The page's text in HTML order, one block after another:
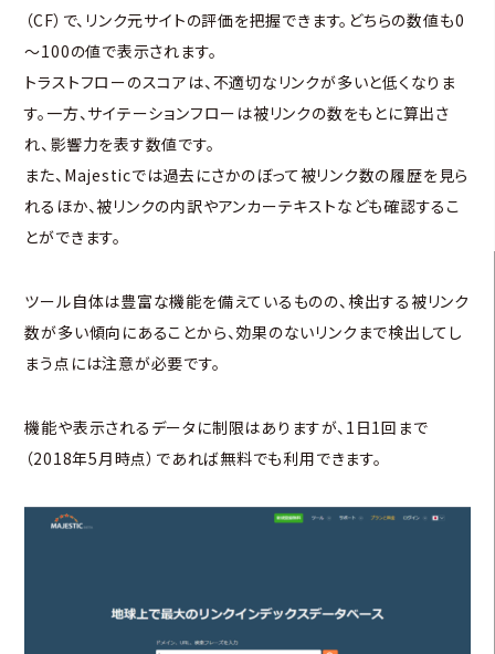
（CF）で、リンク元サイトの評価を把握できます。どちらの数値も0
～100の値で表示されます。
トラストフローのスコアは、不適切なリンクが多いと低くなりま
す。一方、サイテーションフローは被リンクの数をもとに算出さ
れ、影響力を表す数値です。
また、Majesticでは過去にさかのぼって被リンク数の履歴を見ら
れるほか、被リンクの内訳やアンカーテキストなども確認するこ
とができます。
ツール自体は豊富な機能を備えているものの、検出する被リンク
数が多い傾向にあることから、効果のないリンクまで検出してし
まう点には注意が必要です。
機能や表示されるデータに制限はありますが、1日1回まで
（2018年5月時点）であれば無料でも利用できます。